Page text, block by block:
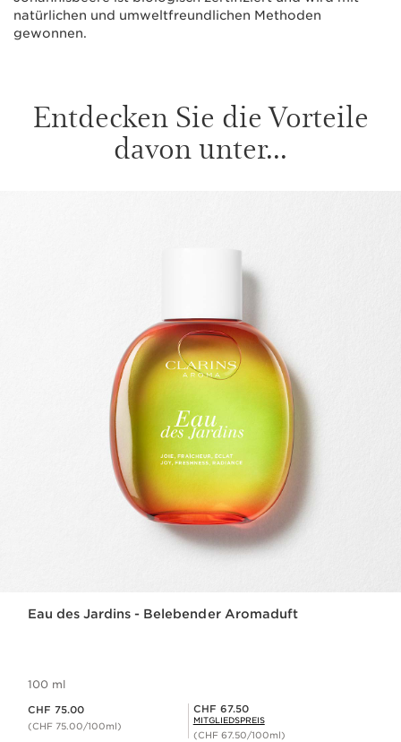
natürlichen und umweltfreundlichen Methoden
gewonnen.
Entdecken Sie die Vorteile
davon unter...
Eau des Jardins - Belebender Aromaduft
100 ml
CHF 75.00
(CHF 75.00/100ml)
Mitgliederpreis CHF 67.50
CHF 67.50
MITGLIEDSPREIS
(CHF 67.50/100ml)